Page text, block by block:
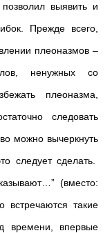
выявить и
Прежде всего,
плеоназмов –
ненужных со
плеоназма,
следовать
можно вычеркнуть
следует сделать.
(вместо:
встречаются такие
времени, впервые